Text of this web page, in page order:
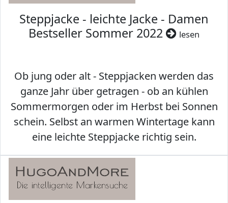
Steppjacke - leichte Jacke - Damen
Bestseller Sommer 2022
lesen
Ob jung oder alt - Steppjacken werden das
ganze Jahr über getragen - ob an kühlen
Sommermorgen oder im Herbst bei Sonnen
schein. Selbst an warmen Wintertage kann
eine leichte Steppjacke richtig sein.